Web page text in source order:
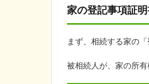
家の登記事項証
まず、相続する家の「
被相続人が、家の所